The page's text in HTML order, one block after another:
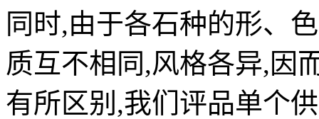
同时,由于各石种的形、
质互不相同,风格各异,因
有所区别,我们评品单个